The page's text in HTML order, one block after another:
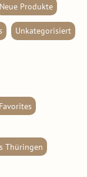
Neue Produkte
Unkategorisiert
Thüringen